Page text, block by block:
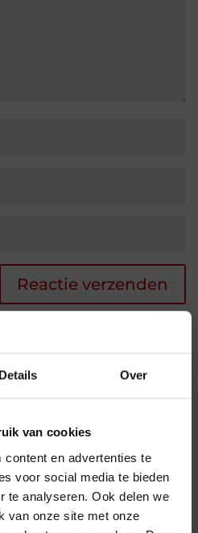
Details Over
van cookies
en advertenties te
voor social media te bieden
te analyseren. Ook delen we
van onze site met onze
×